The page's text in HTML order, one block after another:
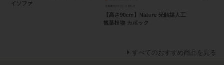
イソファ
【高さ90cm】Nature 光触媒人工
観葉植物 カポック
すべてのおすすめ商品を見る